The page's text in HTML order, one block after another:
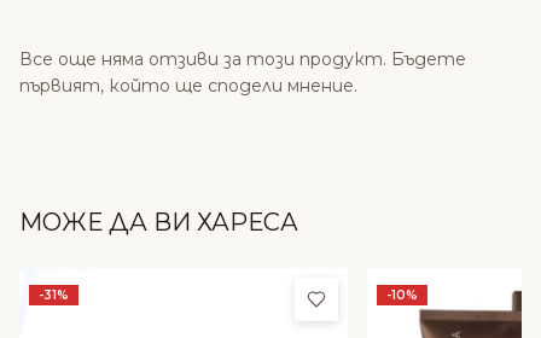
Все още няма отзиви за този продукт. Бъдете
първият, който ще сподели мнение.
МОЖЕ ДА ВИ ХАРЕСА
-31% Добави в любими
-10%